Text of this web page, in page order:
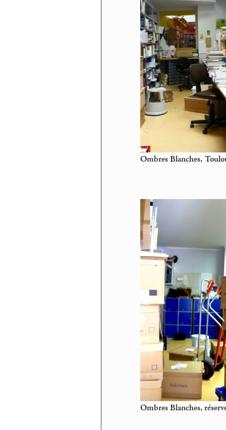
Ombres Blanches,
Ombres Blanches,